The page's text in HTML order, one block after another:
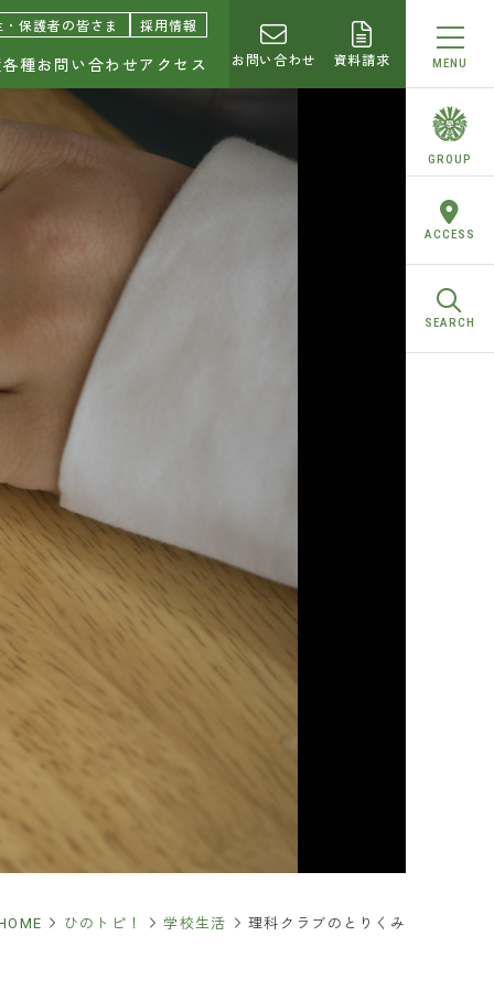
保護者の皆さま 採用情報
各種お問い合わせアクセス お問い合わせ 資料請求
！
問い合わせ
ご質問
わせ
保護者の皆さま
トについて
の取り扱いについて
MENU
GROUP
ACCESS
SEARCH
ひのトピ！ 学校生活 理科クラブのとりくみ